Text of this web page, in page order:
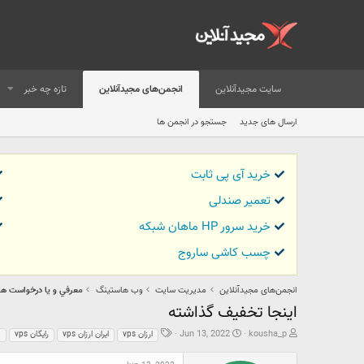
سایت مجیدآنلاین انجمن‌های مجیدآنلاین تازه چه خبر
ارسال های جدید جستجو در انجمن ها
خرید آی پی ثابت
تعمیر صندلی
خرید سرور HP ماهان شبکه
چسب کاشی ساروج
انجمن‌های مجیدآنلاین مدیریت سایت وب هاستینگ معرفي و يا درخواست
اینجا تخفیف گذاشته
ش
kousha_p
تJun 13, 2022
ب vps ارزان vps ایران ارزان vps رایگان